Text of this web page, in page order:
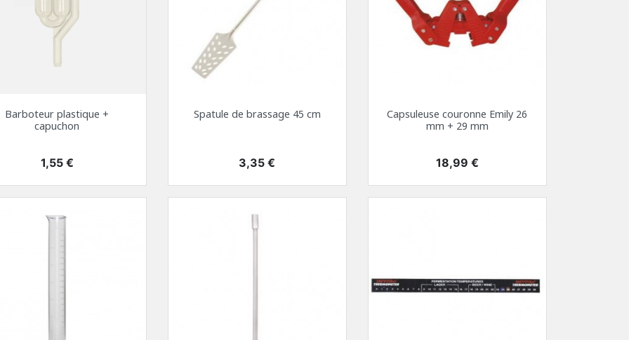
Barboteur plastique +
capuchon
Prix
1,55 €
Spatule de brassage 45 cm
Prix
3,35 €
Capsuleuse couronne Emily 26
mm + 29 mm
Prix
18,99 €